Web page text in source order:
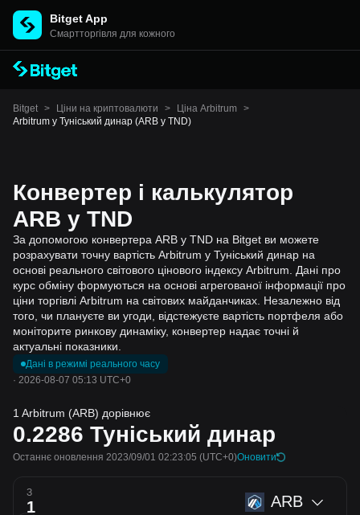
Bitget App
Cмартторгівля для кожного
Bitget > Ціни на криптовалюти > Ціна Arbitrum >
Arbitrum у Туніський динар (ARB у TND)
Конвертер і калькулятор
ARB у TND
За допомогою конвертера ARB у TND на Bitget ви можете
розрахувати точну вартість Arbitrum у Туніський динар на
основі реального світового цінового індексу Arbitrum. Дані про
курс обміну формуються на основі агрегованої інформації про
ціни торгівлі Arbitrum на світових майданчиках. Незалежно від
того, чи плануєте ви угоди, відстежуєте вартість портфеля або
моніторите ринкову динаміку, конвертер надає точні й
актуальні показники.
Дані в режимі реального часу
· 2026-08-07 05:13 UTC+0
1 Arbitrum (ARB) дорівнює
0.2286 Туніський динар
Останнє оновлення 2023/09/01 02:23:05 (UTC+0)Оновити
З ARB